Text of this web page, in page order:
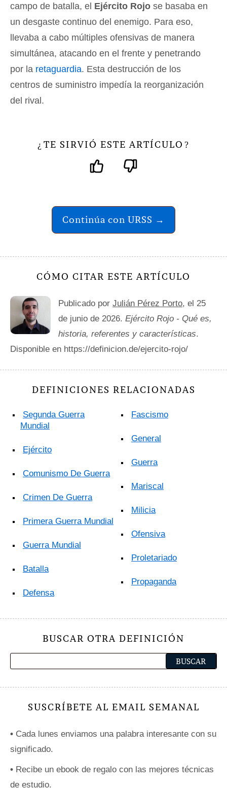
campo de batalla, el Ejército Rojo se basaba en
un desgaste continuo del enemigo. Para eso,
llevaba a cabo múltiples ofensivas de manera
simultánea, atacando en el frente y penetrando
por la retaguardia. Esta destrucción de los
centros de suministro impedía la reorganización
del rival.
¿ TE SIRVIÓ ESTE ARTÍCULO ?
Continúa con URSS →
CÓMO CITAR ESTE ARTÍCULO
Publicado por Julián Pérez Porto, el 25
de junio de 2026. Ejército Rojo - Qué es,
historia, referentes y características.
Disponible en https://definicion.de/ejercito-rojo/
DEFINICIONES RELACIONADAS
Segunda Guerra
Mundial
Ejército
Comunismo De Guerra
Crimen De Guerra
Primera Guerra Mundial
Guerra Mundial
Batalla
Defensa
Fascismo
General
Guerra
Mariscal
Milicia
Ofensiva
Proletariado
Propaganda
BUSCAR OTRA DEFINICIÓN
SUSCRÍBETE AL EMAIL SEMANAL
• Cada lunes enviamos una palabra interesante con su
significado.
• Recibe un ebook de regalo con las mejores técnicas
de estudio.